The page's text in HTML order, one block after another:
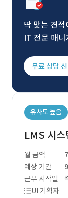
딱 맞는 견적
IT 전문 매니
무료 상담
유사도 높음
LMS 시스
월 금액
예상 기간
근무 시작일
UI 기획자